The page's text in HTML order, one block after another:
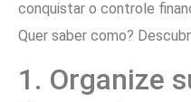
conquistar o controle
Quer saber como?
1. Organize